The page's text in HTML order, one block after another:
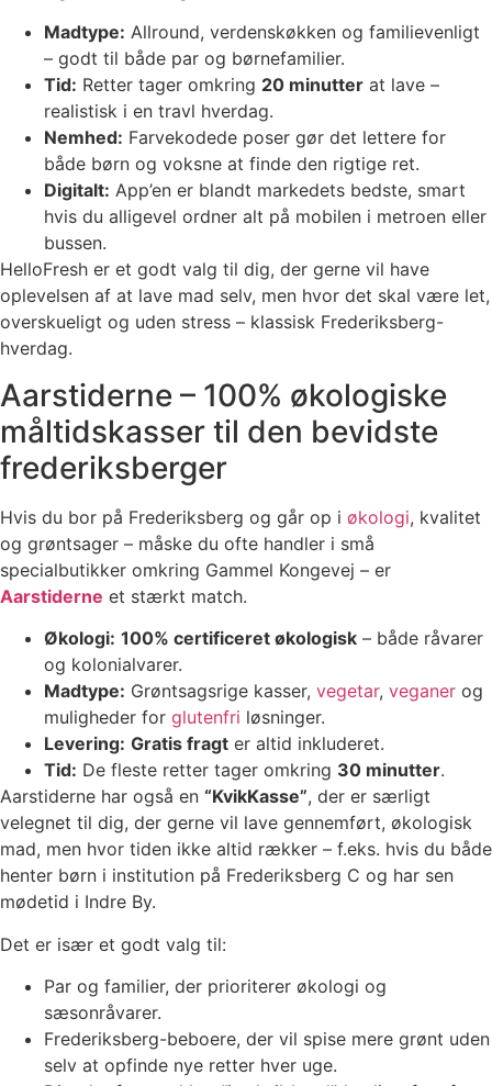
Madtype: Allround, verdenskøkken og familievenligt
– godt til både par og børnefamilier.
Tid: Retter tager omkring 20 minutter at lave –
realistisk i en travl hverdag.
Nemhed: Farvekodede poser gør det lettere for
både børn og voksne at finde den rigtige ret.
Digitalt: App’en er blandt markedets bedste, smart
hvis du alligevel ordner alt på mobilen i metroen eller
bussen.
HelloFresh er et godt valg til dig, der gerne vil have
oplevelsen af at lave mad selv, men hvor det skal være let,
overskueligt og uden stress – klassisk Frederiksberg-
hverdag.
Aarstiderne – 100% økologiske
måltidskasser til den bevidste
frederiksberger
Hvis du bor på Frederiksberg og går op i økologi, kvalitet
og grøntsager – måske du ofte handler i små
specialbutikker omkring Gammel Kongevej – er
Aarstiderne et stærkt match.
Økologi: 100% certificeret økologisk – både råvarer
og kolonialvarer.
Madtype: Grøntsagsrige kasser, vegetar, veganer og
muligheder for glutenfri løsninger.
Levering: Gratis fragt er altid inkluderet.
Tid: De fleste retter tager omkring 30 minutter.
Aarstiderne har også en “KvikKasse”, der er særligt
velegnet til dig, der gerne vil lave gennemført, økologisk
mad, men hvor tiden ikke altid rækker – f.eks. hvis du både
henter børn i institution på Frederiksberg C og har sen
mødetid i Indre By.
Det er især et godt valg til:
Par og familier, der prioriterer økologi og
sæsonråvarer.
Frederiksberg-beboere, der vil spise mere grønt uden
selv at opfinde nye retter hver uge.